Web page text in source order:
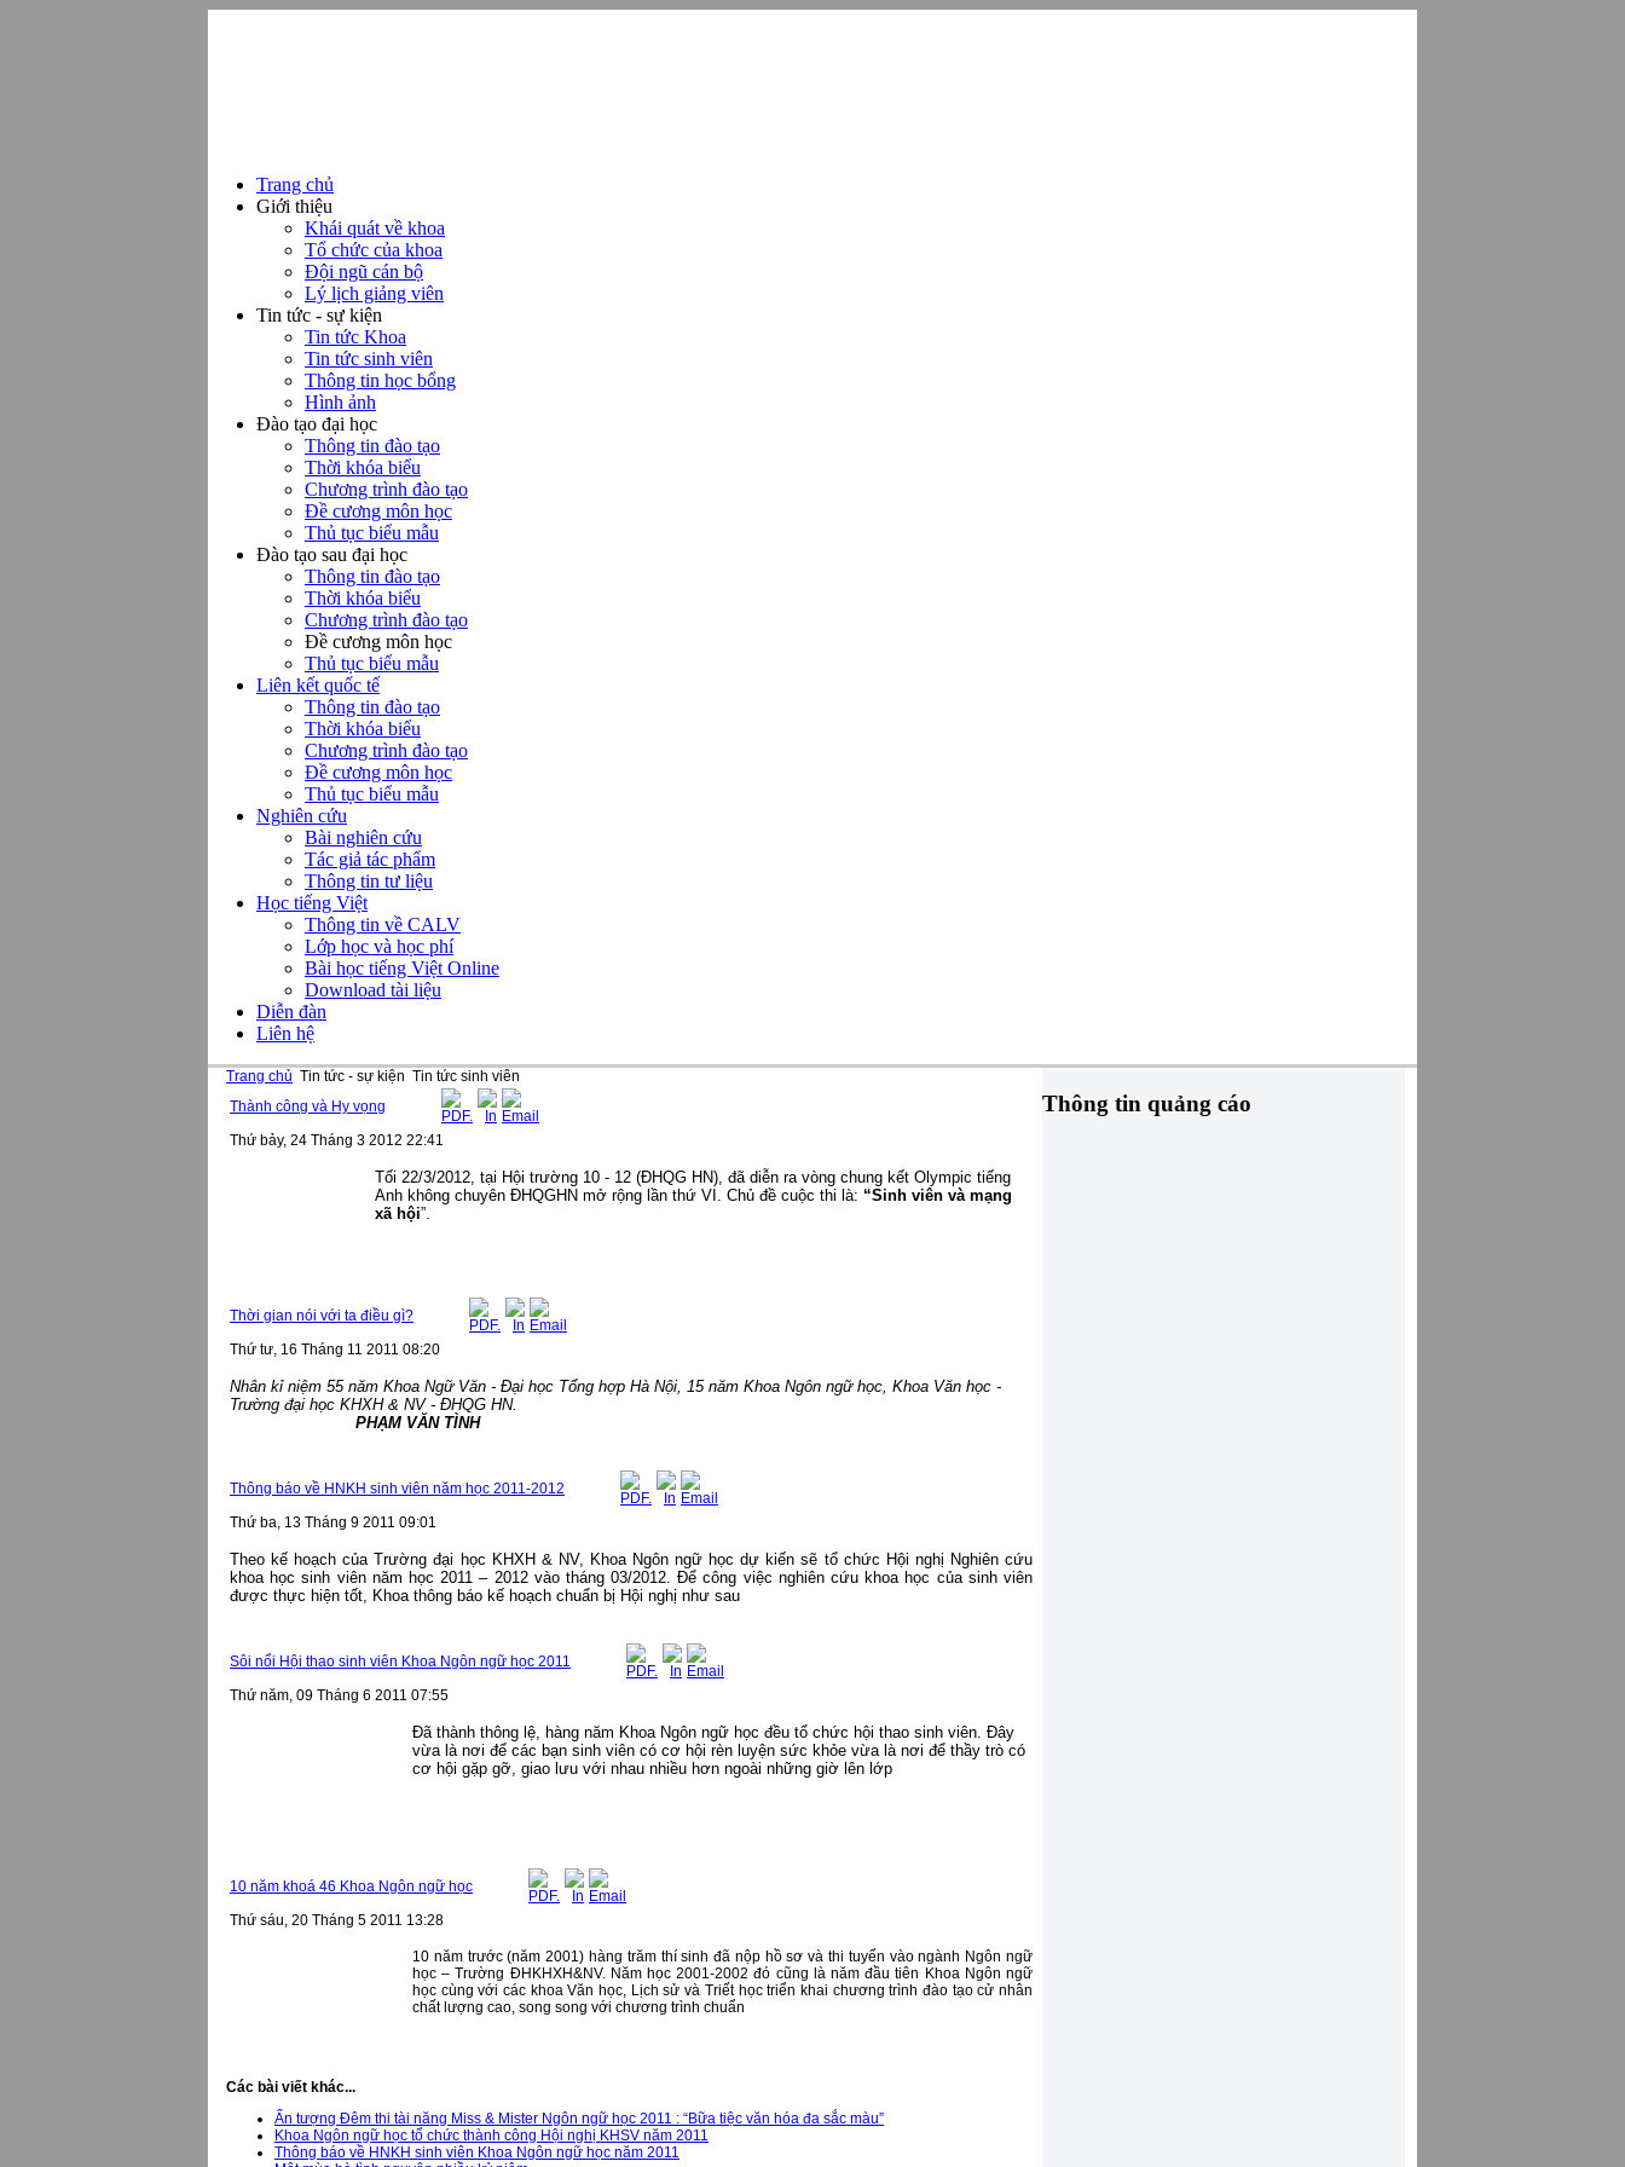
Trang chủ
Giới thiệu
Khái quát về khoa
Tổ chức của khoa
Đội ngũ cán bộ
Lý lịch giảng viên
Tin tức - sự kiện
Tin tức Khoa
Tin tức sinh viên
Thông tin học bổng
Hình ảnh
Đào tạo đại học
Thông tin đào tạo
Thời khóa biểu
Chương trình đào tạo
Đề cương môn học
Thủ tục biểu mẫu
Đào tạo sau đại học
Thông tin đào tạo
Thời khóa biểu
Chương trình đào tạo
Đề cương môn học
Thủ tục biểu mẫu
Liên kết quốc tế
Thông tin đào tạo
Thời khóa biểu
Chương trình đào tạo
Đề cương môn học
Thủ tục biểu mẫu
Nghiên cứu
Bài nghiên cứu
Tác giả tác phẩm
Thông tin tư liệu
Học tiếng Việt
Thông tin về CALV
Lớp học và học phí
Bài học tiếng Việt Online
Download tài liệu
Diễn đàn
Liên hệ
Trang chủ Tin tức - sự kiện Tin tức sinh viên
Thành công và Hy vọng
Thứ bảy, 24 Tháng 3 2012 22:41
Tối 22/3/2012, tại Hội trường 10 - 12 (ĐHQG HN), đã diễn ra vòng chung kết Olympic tiếng
Anh không chuyên ĐHQGHN mở rộng lần thứ V . Chủ đề cuộc thi là: “Sinh viên và mạng
xã hội”.
Thời gian nói với ta điều gì?
Thứ tư, 16 Tháng 11 2011 08:20
Nhân kỉ niệm 55 năm Khoa Ngữ Văn - Đại học Tổng hợp Hà Nội, 15 năm Khoa Ngôn ngữ học, Khoa Văn học -
Trường đại học KHXH & NV - ĐHQG HN.
PHẠM VĂN TÌNH
Thông báo về HNKH sinh viên năm học 2011-2012
Thứ ba, 13 Tháng 9 2011 09:01
Theo kế hoạch của Trường đại học KHXH & NV, Khoa Ngôn ngữ học dự kiến sẽ tổ chức Hội nghị Nghiên cứu
khoa học sinh viên năm học 2011 – 2012 vào tháng 03/2012. Để công việc nghiên cứu khoa học của sinh viên
được thực hiện tốt, Khoa thông báo kế hoạch chuẩn bị Hội nghị như sau
Sôi nổi Hội thao sinh viên Khoa Ngôn ngữ học 2011
Thứ năm, 09 Tháng 6 2011 07:55
Đã thành thông lệ, hàng năm Khoa Ngôn ngữ học đều tổ chức hội thao sinh viên. Đây
vừa là nơi để các bạn sinh viên có cơ hội rèn luyện sức khỏe vừa là nơi để thầy trò có
cơ hội gặp gỡ, giao lưu với nhau nhiều hơn ngoài những giờ lên lớp
10 năm khoá 46 Khoa Ngôn ngữ học
Thứ sáu, 20 Tháng 5 2011 13:28
10 năm trước (năm 2001) hàng trăm thí sinh đã nộp hồ sơ và thi tuyển vào ngành Ngôn ngữ
học – Trường ĐHKHXH&NV. Năm học 2001-2002 đó cũng là năm đầu tiên Khoa Ngôn ngữ
học cùng với các khoa Văn học, Lịch sử và Triết học triển khai chương trình đào tạo cử nhân
chất lượng cao, song song với chương trình chuẩn
Các bài viết khác...
Ấn tượng Đêm thi tài năng Miss & Mister Ngôn ngữ học 2011 : “Bữa tiệc văn hóa đa sắc màu”
Khoa Ngôn ngữ học tổ chức thành công Hội nghị KHSV năm 2011
Thông báo về HNKH sinh viên Khoa Ngôn ngữ học năm 2011
Thông tin quảng cáo